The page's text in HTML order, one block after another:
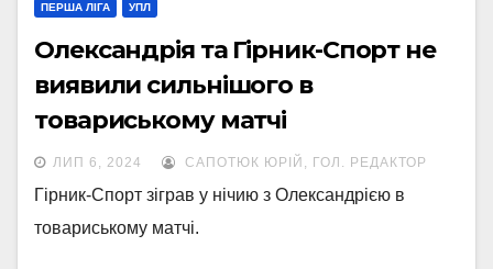
ПЕРША ЛІГА УПЛ
Олександрія та Гірник-Спорт не
виявили сильнішого в
товариському матчі
ЛИП 6, 2024 САПОТЮК ЮРІЙ, ГОЛ. РЕДАКТОР
Гірник-Спорт зіграв у нічию з Олександрією в
товариському матчі.